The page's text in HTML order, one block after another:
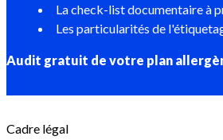
La check-list documentaire à
Les particularités de
Audit gratuit de votre plan
Cadre légal